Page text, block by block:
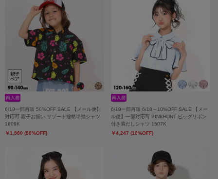
6/19一部再販 50%OFF SALE 【メール便】
対応可 親子お揃い リゾート総柄半袖シャツ
1609K
￥1,980 (50%OFF)
6/19一部再販 6/18～10%OFF SALE 【メー
ル便】一部対応可 PINKHUNT ビッグリボン
付き肩だしシャツ 1507K
￥4,247 (10%OFF)